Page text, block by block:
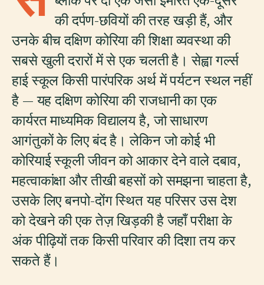
की दर्पण-छवियों की तरह खड़ी हैं, और
उनके बीच दक्षिण कोरिया की शिक्षा व्यवस्था की
सबसे खुली दरारों में से एक चलती है। सेह्वा गर्ल्स
हाई स्कूल किसी पारंपरिक अर्थ में पर्यटन स्थल नहीं
है — यह दक्षिण कोरिया की राजधानी का एक
कार्यरत माध्यमिक विद्यालय है, जो साधारण
आगंतुकों के लिए बंद है। लेकिन जो कोई भी
कोरियाई स्कूली जीवन को आकार देने वाले दबाव,
महत्वाकांक्षा और तीखी बहसों को समझना चाहता है,
उसके लिए बनपो-दोंग स्थित यह परिसर उस देश
को देखने की एक तेज़ खिड़की है जहाँ परीक्षा के
अंक पीढ़ियों तक किसी परिवार की दिशा तय कर
सकते हैं।